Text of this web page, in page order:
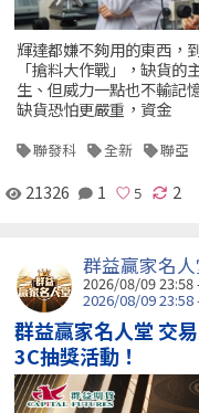
輝達都嫌不夠用的東西，
「搶料大作戰」，缺貨
生、但威力一點也不輸記
缺貨恐怕更嚴重，資金
聯發科 全新 聯亞
21326 1 2
群益贏家名
2026/08/09 23:58
2026/08/09 23:58
群益贏家名人堂 交
3C抽獎活動！